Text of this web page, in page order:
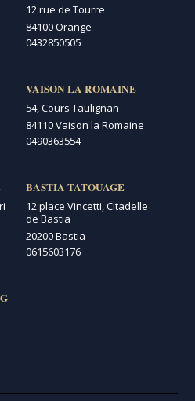
12 rue de Tourre
84100 Orange
0432850505
VAISON LA ROMAINE
54, Cours Taulignan
84110 Vaison la Romaine
0490363554
BASTIA TATOUAGE
12 place Vincetti, Citadelle
de Bastia
20200 Bastia
0615603176